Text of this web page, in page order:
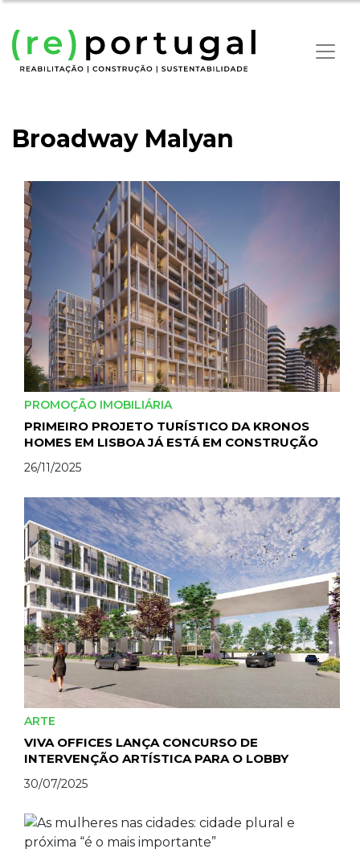
Broadway Malyan
PROMOÇÃO IMOBILIÁRIA
PRIMEIRO PROJETO TURÍSTICO DA KRONOS
HOMES EM LISBOA JÁ ESTÁ EM CONSTRUÇÃO
26/11/2025
ARTE
VIVA OFFICES LANÇA CONCURSO DE
INTERVENÇÃO ARTÍSTICA PARA O LOBBY
30/07/2025